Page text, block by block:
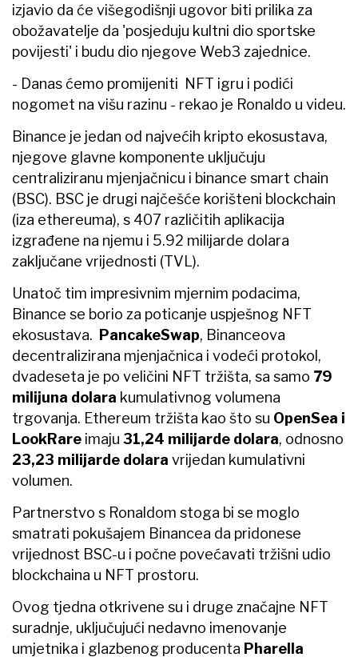
izjavio da će višegodišnji ugovor biti prilika za
obožavatelje da 'posjeduju kultni dio sportske
povijesti' i budu dio njegove Web3 zajednice.
- Danas ćemo promijeniti NFT igru i podići
nogomet na višu razinu - rekao je Ronaldo u videu.
Binance je jedan od najvećih kripto ekosustava,
njegove glavne komponente uključuju
centraliziranu mjenjačnicu i binance smart chain
(BSC). BSC je drugi najčešće korišteni blockchain
(iza ethereuma), s 407 različitih aplikacija
izgrađene na njemu i 5.92 milijarde dolara
zaključane vrijednosti (TVL).
Unatoč tim impresivnim mjernim podacima,
Binance se borio za poticanje uspješnog NFT
ekosustava. PancakeSwap, Binanceova
decentralizirana mjenjačnica i vodeći protokol,
dvadeseta je po veličini NFT tržišta, sa samo 79
milijuna dolara kumulativnog volumena
trgovanja. Ethereum tržišta kao što su OpenSea i
LookRare imaju 31,24 milijarde dolara, odnosno
23,23 milijarde dolara vrijedan kumulativni
volumen.
Partnerstvo s Ronaldom stoga bi se moglo
smatrati pokušajem Binancea da pridonese
vrijednost BSC-u i počne povećavati tržišni udio
blockchaina u NFT prostoru.
Ovog tjedna otkrivene su i druge značajne NFT
suradnje, uključujući nedavno imenovanje
umjetnika i glazbenog producenta Pharella